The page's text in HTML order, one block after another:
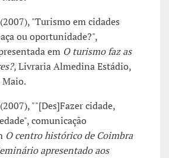
"Turismo em cidades
ou oportunidade?",
em O turismo faz as
, Livraria Almedina Estádio,
Maio.
""[Des]Fazer cidade,
comunicação
O centro histórico de Coimbra
apresentado aos